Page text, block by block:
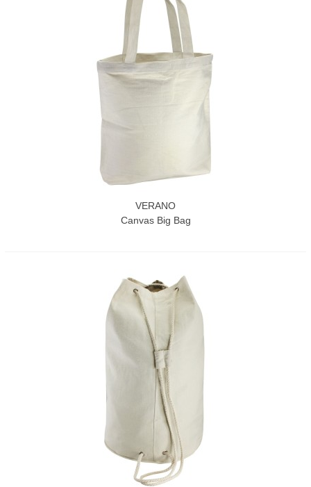
VERANO
Canvas Big Bag